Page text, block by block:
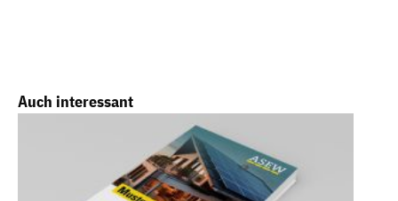
Produktgalerie überspringen
Auch interessant